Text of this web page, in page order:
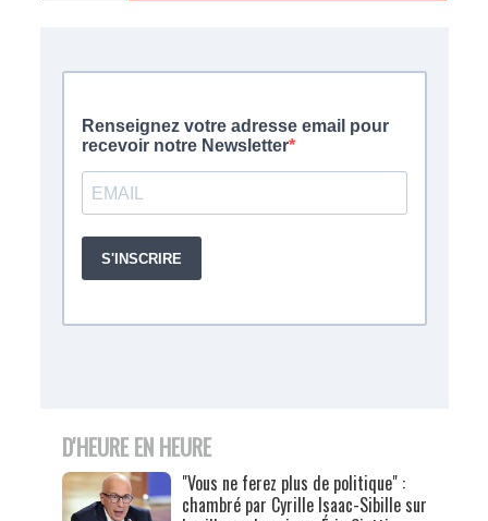
D'HEURE EN HEURE
"Vous ne ferez plus de politique" :
chambré par Cyrille Isaac-Sibille sur